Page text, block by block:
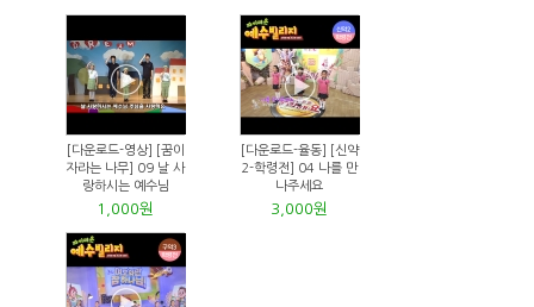
[다운로드-영상] [꿈이
자라는 나무] 09 날 사
랑하시는 예수님
1,000원
[다운로드-율동] [신약
2-학령전] 04 나를 만
나주세요
3,000원